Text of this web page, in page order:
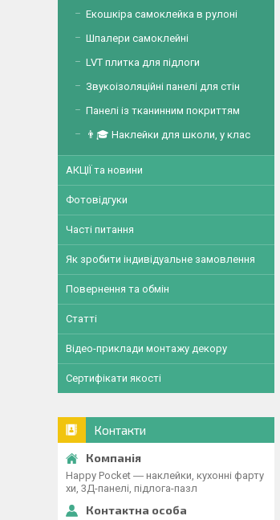
Екошкіра самоклейка в рулоні
Шпалери самоклейні
LVT плитка для підлоги
Звукоізоляційні панелі для стін
Панелі із тканинним покриттям
👨🎓 Наклейки для школи, у клас
АКЦІЇ та новини
Фотовідгуки
Часті питання
Як зробити індивідуальне замовлення
Повернення та обмін
Статті
Відео-приклади монтажу декору
Сертифікати якості
Контакти
Happy Pocket ― наклейки, кухонні фарту
хи, 3Д-панелі, підлога-пазл